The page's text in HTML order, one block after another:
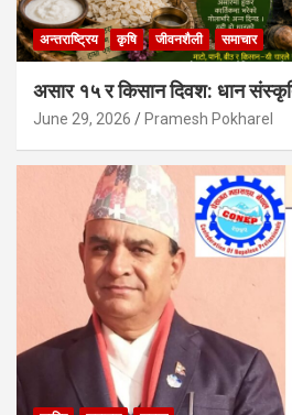
अन्तराष्ट्रिय कृषि जीवनशैली समाचार
असार १५ र किसान दिवश: धान
June 29, 2026 Pramesh Pokharel